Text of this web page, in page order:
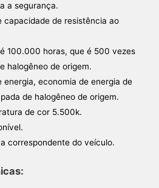
a segurança.
capacidade de resistência ao
100.000 horas, que é 500 vezes
halogêneo de origem.
energia, economia de energia de
de halogêneo de origem.
de cor 5.500k.
correspondente do veículo.